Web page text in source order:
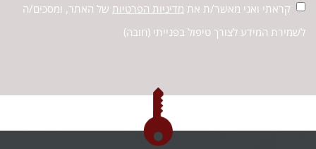
קראתי ואני מאשר/ת את מדיניות הפרטיות של האתר, ומסכים/ה
לשמירת המידע לצורך טיפול בפנייתי (חובה)
חזרה למעלה